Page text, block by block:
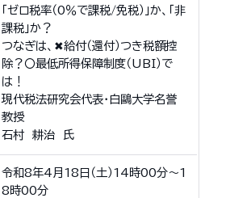
「ゼロ税率（0％で課税/免税）」か、「非
課税」か？
つなぎは、✖給付（還付）つき税額控
除？〇最低所得保障制度（UBI）で
は！
現代税法研究会代表・白鷗大学名誉
教授
石村 耕治 氏
令和8年4月18日（土）14時00分〜1
8時00分